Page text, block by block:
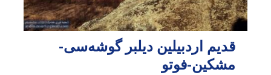
قدیم اردبیلین دیلبر گوشه‌سی-
مشکین-فوتو